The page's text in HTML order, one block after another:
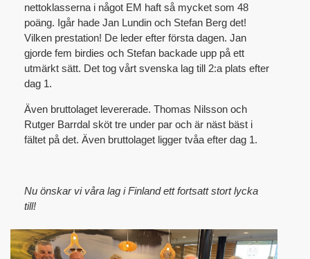
nettoklasserna i något EM haft så mycket som 48
poäng. Igår hade Jan Lundin och Stefan Berg det!
Vilken prestation! De leder efter första dagen. Jan
gjorde fem birdies och Stefan backade upp på ett
utmärkt sätt. Det tog vårt svenska lag till 2:a plats efter
dag 1.
Även bruttolaget levererade. Thomas Nilsson och
Rutger Barrdal sköt tre under par och är näst bäst i
fältet på det. Även bruttolaget ligger tvåa efter dag 1.
Nu önskar vi våra lag i Finland ett fortsatt stort lycka
till!